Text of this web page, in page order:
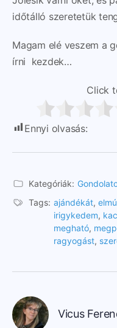
időtálló szeretetük
Magam elé veszem a
írni kezdek…
Click
Ennyi olvasás:
Kategóriák:
Tags: ajándékát,
irigykedem,
megható,
ragyogást,
Vicus